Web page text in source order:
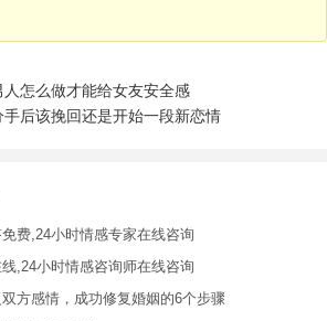
人怎么做才能给女友安全感
后该挽回还是开始一段新恋情
费,24小时情感专家在线咨询
,24小时情感咨询师在线咨询
方感情，成功修复婚姻的6个步骤